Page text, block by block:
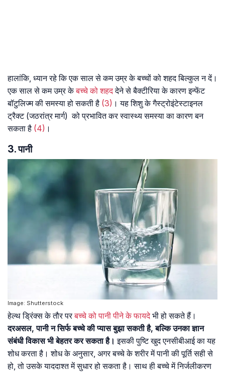
हालांकि, ध्यान रहे कि एक साल से कम उम्र के बच्चों को शहद बिल्कुल न दें।
एक साल से कम उम्र केबच्चे को शहददेने से बैक्टीरिया के कारण इन्फेंट
बॉटुलिज्म की समस्या हो सकती है (3) । यह शिशु के गैस्ट्रोइंटेस्टाइनल
ट्रैक्ट (जठरांत्र मार्ग) को प्रभावित कर स्वास्थ्य समस्या का कारण बन
सकता है (4) ।
3. पानी
Image: Shutterstock
हेल्थ ड्रिंक्स के तौर परबच्चे को पानी पीने के फायदेभी हो सकते हैं।
दरअसल, पानी न सिर्फ बच्चे की प्यास बुझा सकती है, बल्कि उनका ज्ञान
संबंधी विकास भी बेहतर कर सकता है। इसकी पुष्टि खुद एनसीबीआई का यह
शोध करता है। शोध के अनुसार, अगर बच्चे के शरीर में पानी की पूर्ति सही से
हो, तो उसके याददाश्त में सुधार हो सकता है। साथ ही बच्चे में निर्जलीकरण